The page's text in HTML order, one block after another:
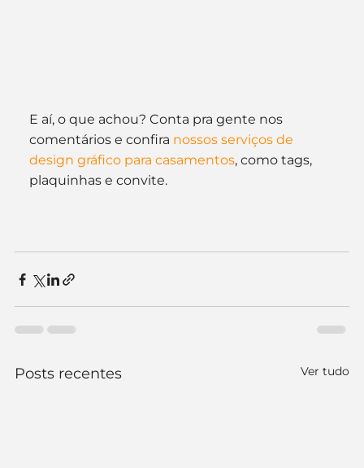
E aí, o que achou? Conta pra gente nos
comentários e confira nossos serviços de
design gráfico para casamentos, como tags,
plaquinhas e convite.
Posts recentes Ver tudo